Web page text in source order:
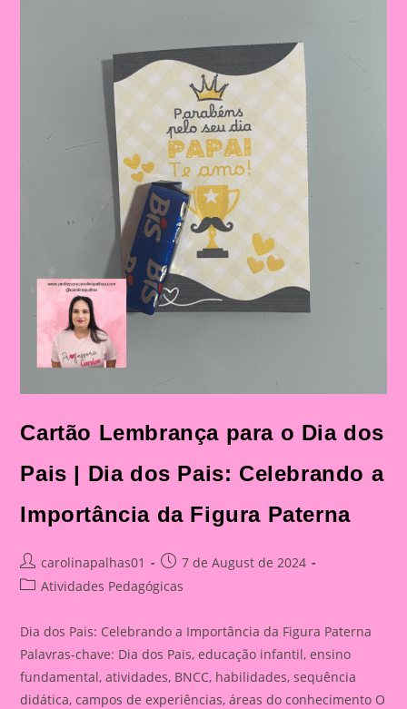
Figura
Paterna
Cartão Lembrança para o Dia dos
Pais | Dia dos Pais: Celebrando a
Importância da Figura Paterna
Post
author:
carolinapalhas01
Post
published:
7 de August de 2024
PostAtividades Pedagógicas
Dia dos Pais: Celebrando a Importância da Figura Paterna
Palavras-chave: Dia dos Pais, educação infantil, ensino
fundamental, atividades, BNCC, habilidades, sequência
didática, campos de experiências, áreas do conhecimento O